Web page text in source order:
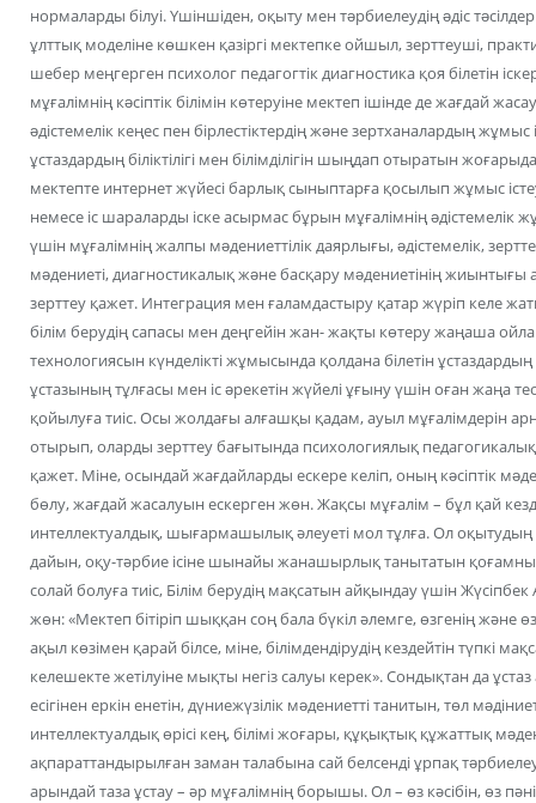
нормаларды білуі. Үшіншіден, оқыту мен тəрбиелеудің əдіс
ұлттық моделіне көшкен қазіргі мектепке ойшыл, зерттеуші,
шебер меңгерген психолог педагогтік диагностика қоя білетін
мұғалімнің кəсіптік білімін көтеруіне мектеп ішінде де жағдай
əдістемелік кеңес пен бірлестіктердің жəне зертханалардың жұмыс
ұстаздардың біліктілігі мен білімділігін шыңдап отыратын
мектепте интернет жүйесі барлық сыныптарға қосылып жұмыс
немесе іс шараларды іске асырмас бұрын мұғалімнің
үшін мұғалімнің жалпы мəдениеттілік даярлығы, əдістемелік,
мəдениеті, диагностикалық жəне басқару мəдениетінің жиынтығы
зерттеу қажет. Интеграция мен ғаламдастыру қатар жүріп келе
білім берудің сапасы мен деңгейін жан- жақты көтеру жаңаша
технологиясын күнделікті жұмысында қолдана білетін
ұстазының тұлғасы мен іс əрекетін жүйелі ұғыну үшін оған жаңа
қойылуға тиіс. Осы жолдағы алғашқы қадам, ауыл мұғалімдерін
отырып, оларды зерттеу бағытында психологиялық педагогикалық
қажет. Міне, осындай жағдайларды ескере келіп, оның кəсіптік
бөлу, жағдай жасалуын ескерген жөн. Жақсы мұғалім – бұл қай
интеллектуалдық, шығармашылық әлеуеті мол тұлға. Ол оқытудың
дайын, оқу-тәрбие ісіне шынайы жанашырлық танытатын қоғамнын
солай болуға тиіс, Білім берудің мақсатын айқындау үшін
жөн: «Мектеп бітіріп шыққан соң бала бүкіл әлемге, өзгенің және
ақыл көзімен қарай білсе, міне, білімдендірудің кездейтін түпкі
келешекте жетілуіне мықты негіз салуы керек». Сондықтан да
есігінен еркін енетін, дүниежүзілік мəдениетті танитын, төл
интеллектуалдық өрісі кең, білімі жоғары, құқықтық құжаттық
ақпараттандырылған заман талабына сай белсенді ұрпақ тəрбиелеу
арындай таза ұстау – әр мұғалімнің борышы. Ол – өз кәсібін, өз